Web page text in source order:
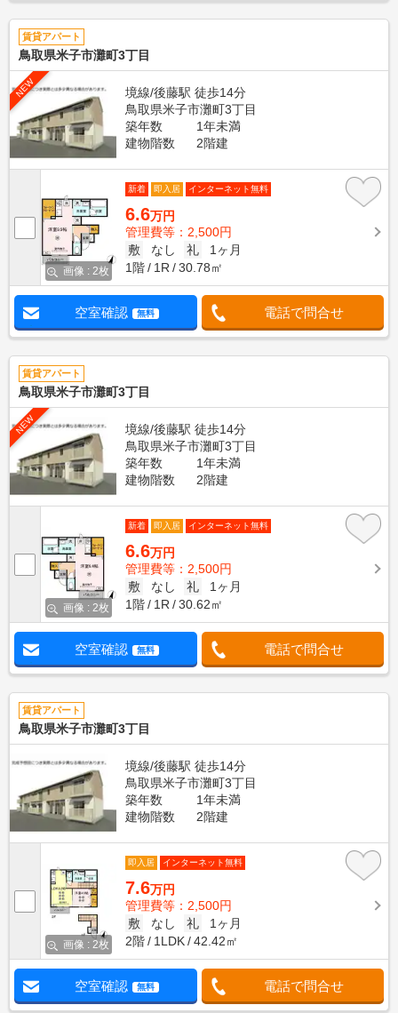
賃貸アパート
鳥取県米子市灘町3丁目
NEW
境線/後藤駅 徒歩14分
鳥取県米子市灘町3丁目
築年数
1年未満
建物階数
2階建
画像 : 2枚
新着 即入居 インターネット無料
6.6万円
管理費等：2,500円
敷
なし 礼
1ヶ月
1階
1R 30.78㎡
空室確認 無料 電話で問合せ
賃貸アパート
鳥取県米子市灘町3丁目
NEW
境線/後藤駅 徒歩14分
鳥取県米子市灘町3丁目
築年数
1年未満
建物階数
2階建
画像 : 2枚
新着 即入居 インターネット無料
6.6万円
管理費等：2,500円
敷
なし 礼
1ヶ月
1階
1R 30.62㎡
空室確認 無料 電話で問合せ
賃貸アパート
鳥取県米子市灘町3丁目
境線/後藤駅 徒歩14分
鳥取県米子市灘町3丁目
築年数
1年未満
建物階数
2階建
画像 : 2枚
即入居 インターネット無料
7.6万円
管理費等：2,500円
敷
なし 礼
1ヶ月
2階
1LDK 42.42㎡
空室確認 無料 電話で問合せ